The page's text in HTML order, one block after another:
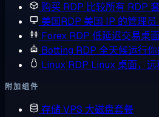
购买 RDP 比较所有 RDP
美国RDP 美国 IP 的管理员
Forex RDP 低延迟交易桌
Botting RDP 全天候运行
Linux RDP Linux 桌面，远
附加组件
存储 VPS 大磁盘套餐